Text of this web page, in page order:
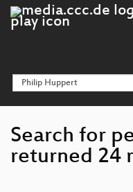
Search for
returned 24